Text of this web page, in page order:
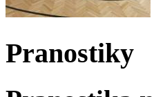
Pranostiky